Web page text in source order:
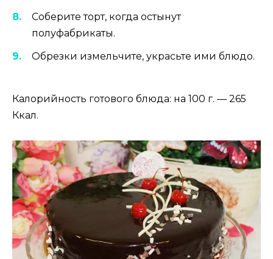
Соберите торт, когда остынут
полуфабрикаты.
Обрезки измельчите, украсьте ими блюдо.
Калорийность готового блюда: на 100 г. — 265
Ккал.